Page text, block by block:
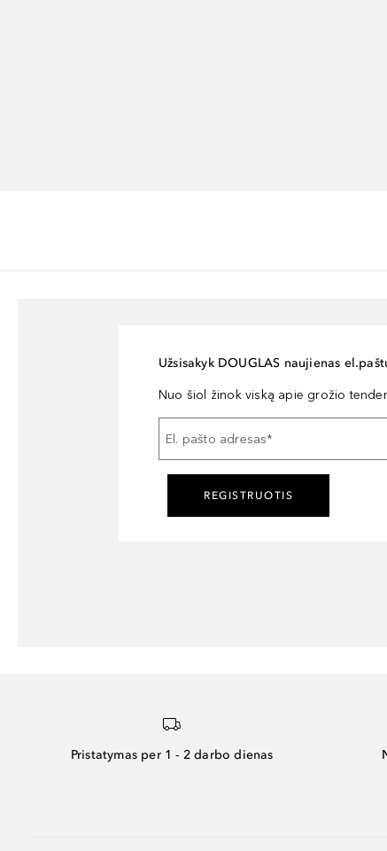
Užsisakyk DOUGLAS naujienas
Nuo šiol žinok viską apie grožio
El. pašto adresas*
REGISTRUOTIS
Pristatymas per 1 - 2 darbo dienas